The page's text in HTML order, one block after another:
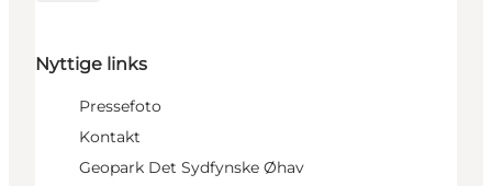
Nyttige links
Pressefoto
Kontakt
Geopark Det Sydfynske Øhav